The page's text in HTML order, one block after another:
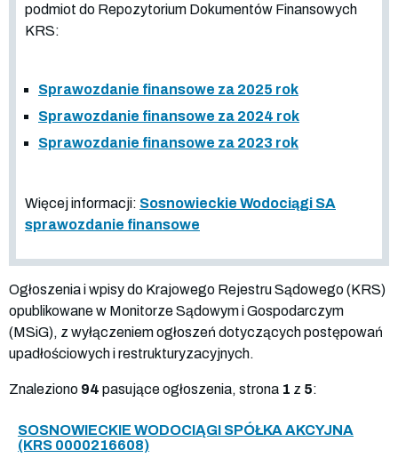
podmiot do Repozytorium Dokumentów Finansowych
KRS:
Sprawozdanie finansowe za 2025 rok
Sprawozdanie finansowe za 2024 rok
Sprawozdanie finansowe za 2023 rok
Więcej informacji: Sosnowieckie Wodociągi SA
sprawozdanie finansowe
Ogłoszenia i wpisy do Krajowego Rejestru Sądowego (KRS)
opublikowane w Monitorze Sądowym i Gospodarczym
(MSiG), z wyłączeniem ogłoszeń dotyczących postępowań
upadłościowych i restrukturyzacyjnych.
Znaleziono 94 pasujące ogłoszenia, strona 1 z 5:
SOSNOWIECKIE WODOCIĄGI SPÓŁKA AKCYJNA
(KRS 0000216608)